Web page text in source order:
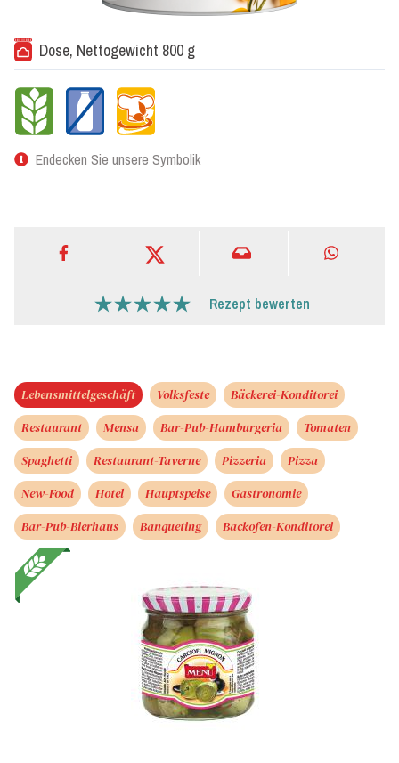
Dose, Nettogewicht 800 g
Endecken Sie unsere Symbolik
Rezept bewerten
Lebensmittelgeschäft Volksfeste
Bäckerei-Konditorei
Restaurant
Mensa Bar-Pub-Hamburgeria
Tomaten
Spaghetti
Restaurant-Taverne Pizzeria
Pizza
New-Food
Hotel Hauptspeise
Gastronomie
Bar-Pub-Bierhaus
Banqueting Backofen-Konditorei